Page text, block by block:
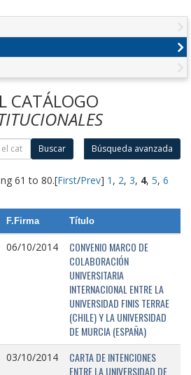
CATÁLOGO
Buscar Búsqueda avanzada
61 to 80.[First/Prev] 1 , 2, 3, 4, 5, 6
F.Firma Título
06/10/2014
CONVENIO MARCO DE
COLABORACIÓN
UNIVERSITARIA
INTERNACIONAL ENTRE LA
UNIVERSIDAD FINIS TERRAE
(CHILE) Y LA UNIVERSIDAD
DE MURCIA (ESPAÑA)
03/10/2014
CARTA DE INTENCIONES
ENTRE LA UNIVERSIDAD DE